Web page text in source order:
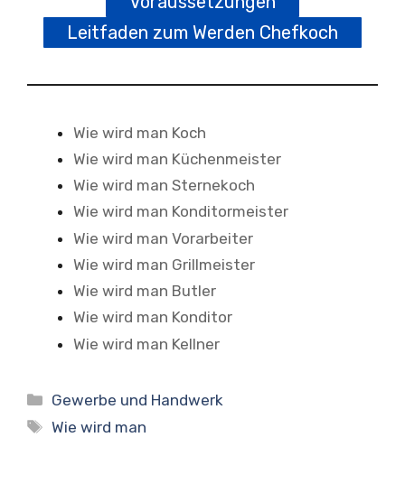
Leitfaden zum Werden Chefkoch
Wie wird man Koch
Wie wird man Küchenmeister
Wie wird man Sternekoch
Wie wird man Konditormeister
Wie wird man Vorarbeiter
Wie wird man Grillmeister
Wie wird man Butler
Wie wird man Konditor
Wie wird man Kellner
Kategorien
Gewerbe und Handwerk
Schlagwörter
Wie wird man